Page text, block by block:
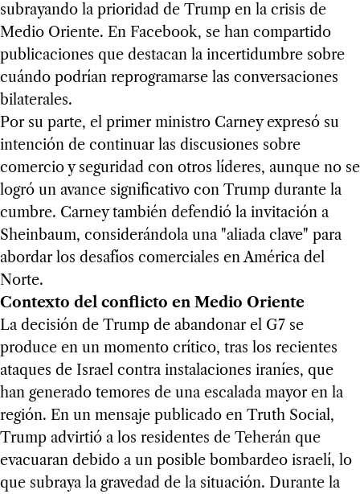
subrayando la prioridad de Trump en la crisis de
Medio Oriente. En Facebook, se han compartido
publicaciones que destacan la incertidumbre sobre
cuándo podrían reprogramarse las conversaciones
bilaterales.
Por su parte, el primer ministro Carney expresó su
intención de continuar las discusiones sobre
comercio y seguridad con otros líderes, aunque no se
logró un avance significativo con Trump durante la
cumbre. Carney también defendió la invitación a
Sheinbaum, considerándola una "aliada clave" para
abordar los desafíos comerciales en América del
Norte.
Contexto del conflicto en Medio Oriente
La decisión de Trump de abandonar el G7 se
produce en un momento crítico, tras los recientes
ataques de Israel contra instalaciones iraníes, que
han generado temores de una escalada mayor en la
región. En un mensaje publicado en Truth Social,
Trump advirtió a los residentes de Teherán que
evacuaran debido a un posible bombardeo israelí, lo
que subraya la gravedad de la situación. Durante la